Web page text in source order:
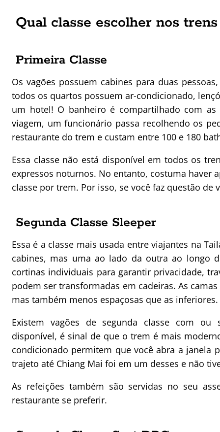
Qual classe escolher nos
Primeira Classe
Os vagões possuem cabines para duas
todos os quartos possuem ar-condicionado,
um hotel! O banheiro é compartilhado com
viagem, um funcionário passa recolhendo os
restaurante do trem e custam entre 100 e 180
Essa classe não está disponível em todos os
expressos noturnos. No entanto, costuma haver
classe por trem. Por isso, se você faz questão de
Segunda Classe Sleeper
Essa é a classe mais usada entre viajantes na
cabines, mas uma ao lado da outra ao longo
cortinas individuais para garantir privacidade,
podem ser transformadas em cadeiras. As
mas também menos espaçosas que as inferiores.
Existem vagões de segunda classe com ou
disponível, é sinal de que o trem é mais
condicionado permitem que você abra a janela
trajeto até Chiang Mai foi em um desses e não
As refeições também são servidas no seu
restaurante se preferir.